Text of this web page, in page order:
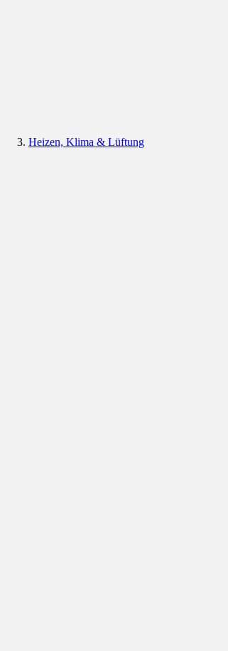
Heizen, Klima & Lüftung